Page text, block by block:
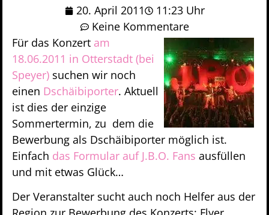
20. April 2011
11:23 Uhr
Keine Kommentare
Für das Konzert am
18.06.2011 in Otterstadt (bei
Speyer) suchen wir noch
einen Dschäibiporter. Aktuell
ist dies der einzige
Sommertermin, zu dem die
Bewerbung als Dschäibiporter möglich ist.
Einfach das Formular auf J.B.O. Fans ausfüllen
und mit etwas Glück…
Der Veranstalter sucht auch noch Helfer aus der